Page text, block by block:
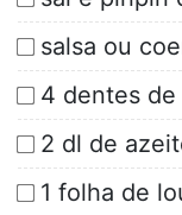
salsa ou
4 dentes de
2 dl de
1 folha de